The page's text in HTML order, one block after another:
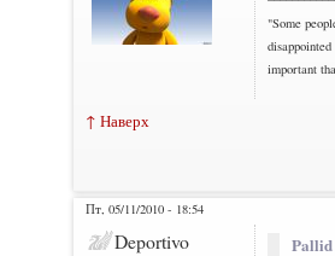
"Some
important
↑ Наверх
Пт, 05/11/2010 - 18:54
Deportivo Pallid